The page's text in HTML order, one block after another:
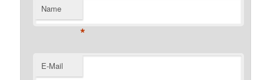
Name
*
E-Mail